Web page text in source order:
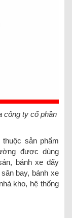
công ty cổ phần
thuộc sản phẩm
được dùng
bánh xe đẩy
bay, bánh xe
kho, hệ thống